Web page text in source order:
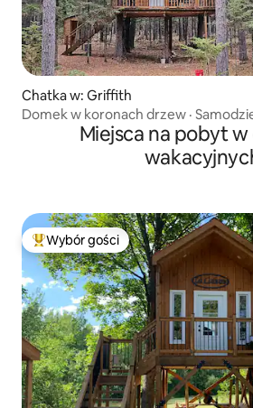
Chatka w: Griffith
Domek w koronach drzew ·
dla 2 osóbMiejsca na pobyt
Najpopularniejsze z kategorii Wybór
Wybór gości